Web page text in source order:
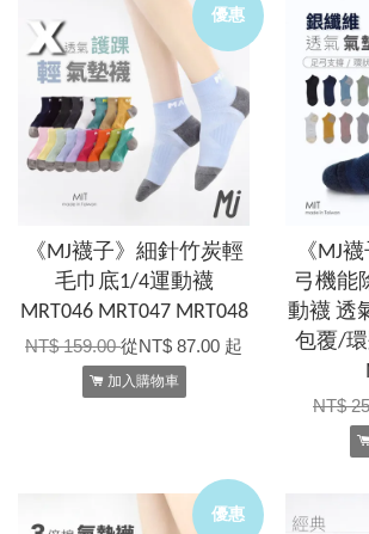
優惠
《MJ襪子》細針竹炭輕
毛巾底1/4運動襪
MRT046 MRT047 MRT048
NT$ 159.00從NT$ 87.00 起
加入購物車
《MJ
弓機能
動襪 透
包覆/環
NT$
優惠